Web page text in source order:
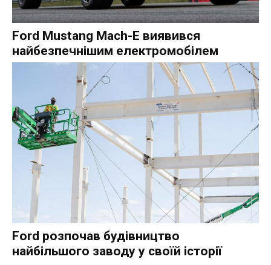
Ford Mustang Mach-E виявився
найбезпечнішим електромобілем
Ford розпочав будівництво
найбільшого заводу у своїй історії